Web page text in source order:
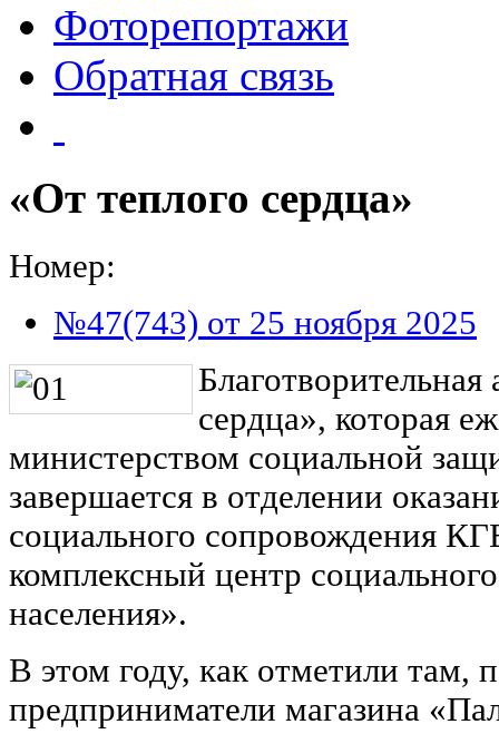
Фоторепортажи
Обратная связь
«От теплого сердца»
Номер:
№47(743) от 25 ноября 2025
сердца», которая
министерством социальной
завершается в отделении
социального сопровождения
комплексный центр
населения».
В этом году, как отметили там,
предприниматели магазина